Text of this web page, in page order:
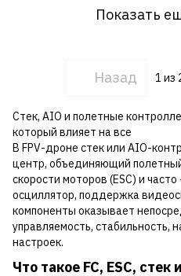
Показать
Назад 1 из
Стек, AIO и полетные
который влияет на все
В FPV-дроне стек или AIO-
центр, объединяющий
скорости моторов (ESC) и
осциллятор, поддержка
компоненты оказывает
управляемость, стабильность,
настроек.
Что такое FC, ESC, стек